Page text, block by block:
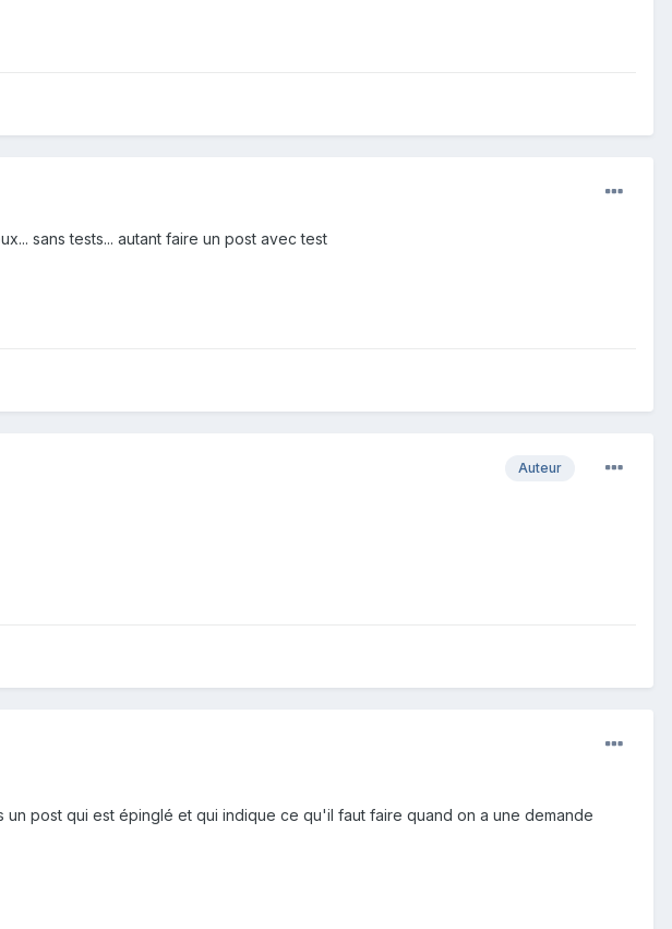
sans tests... autant faire un post avec test
Auteur
post qui est épinglé et qui indique ce qu'il faut faire quand on a une demande